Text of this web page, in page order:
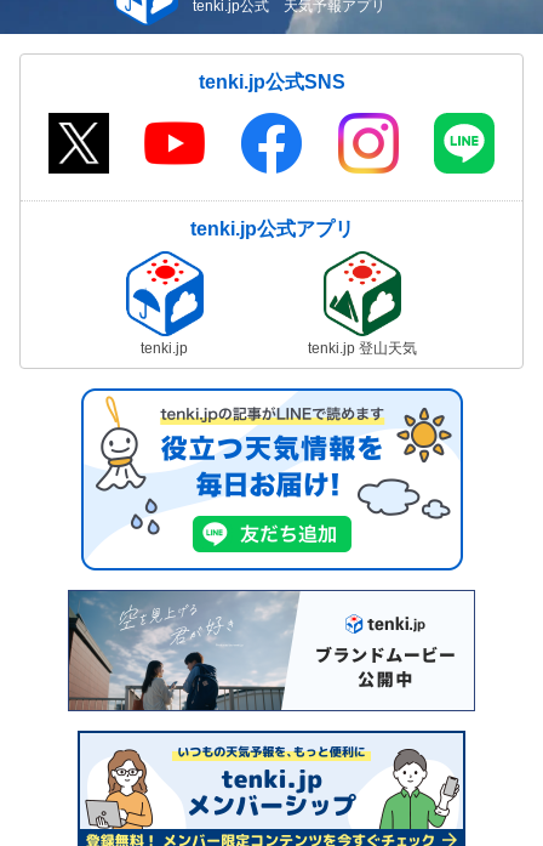
tenki.jp公式 天気予報アプリ
tenki.jp公式SNS
tenki.jp公式アプリ
tenki.jp tenki.jp 登山天気